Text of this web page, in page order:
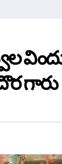
గారు